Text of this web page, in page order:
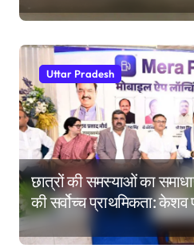
Uttar Pradesh
छात्रों की समस्याओं का
की सर्वोच्च प्राथमिकता: केशव